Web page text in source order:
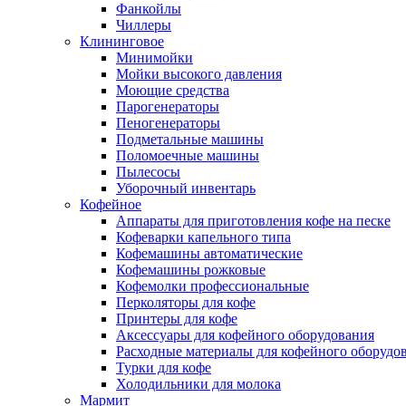
Фанкойлы
Чиллеры
Клининговое
Минимойки
Мойки высокого давления
Моющие средства
Парогенераторы
Пеногенераторы
Подметальные машины
Поломоечные машины
Пылесосы
Уборочный инвентарь
Кофейное
Аппараты для приготовления кофе на песке
Кофеварки капельного типа
Кофемашины автоматические
Кофемашины рожковые
Кофемолки профессиональные
Перколяторы для кофе
Принтеры для кофе
Аксессуары для кофейного оборудования
Расходные материалы для кофейного
Турки для кофе
Холодильники для молока
Мармит